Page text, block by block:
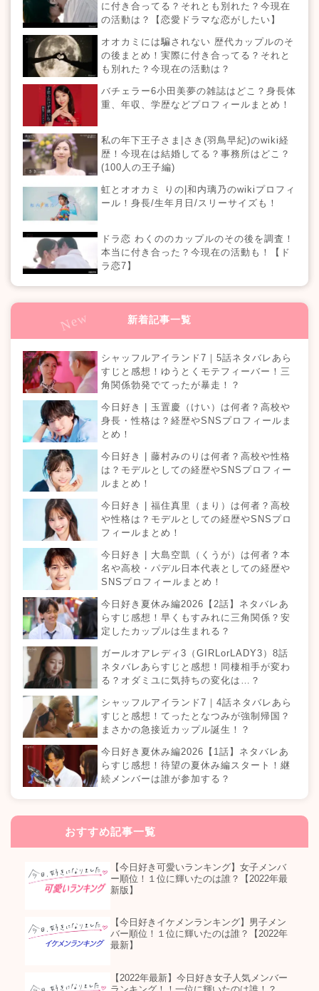
に付き合ってる？それとも別れた？今現在
の活動は？【恋愛ドラマな恋がしたい】
オオカミには騙されない 歴代カップルのそ
の後まとめ！実際に付き合ってる？それと
も別れた？今現在の活動は？
バチェラー6小田美夢の雑誌はどこ？身長体
重、年収、学歴などプロフィールまとめ！
私の年下王子さま|さき(羽鳥早紀)のwiki経
歴！今現在は結婚してる？事務所はどこ？
(100人の王子編)
虹とオオカミ りの|和内璃乃のwikiプロフィ
ール！身長/生年月日/スリーサイズも！
ドラ恋 わくののカップルのその後を調査！
本当に付き合った？今現在の活動も！【ド
ラ恋7】
新着記事一覧
シャッフルアイランド7｜5話ネタバレあら
すじと感想！ゆうとくモテフィーバー！三
角関係勃発でてったが暴走！？
今日好き | 玉置慶（けい）は何者？高校や
身長・性格は？経歴やSNSプロフィールま
とめ！
今日好き | 藤村みのりは何者？高校や性格
は？モデルとしての経歴やSNSプロフィー
ルまとめ！
今日好き | 福住真里（まり）は何者？高校
や性格は？モデルとしての経歴やSNSプロ
フィールまとめ！
今日好き | 大島空凱（くうが）は何者？本
名や高校・パデル日本代表としての経歴や
SNSプロフィールまとめ！
今日好き夏休み編2026【2話】ネタバレあ
らすじ感想！早くもすみれに三角関係？安
定したカップルは生まれる？
ガールオアレディ3（GIRLorLADY3）8話
ネタバレあらすじと感想！同棲相手が変わ
る？オダミユに気持ちの変化は…？
シャッフルアイランド7｜4話ネタバレあら
すじと感想！てったとなつみが強制帰国？
まさかの急接近カップル誕生！？
今日好き夏休み編2026【1話】ネタバレあ
らすじ感想！待望の夏休み編スタート！継
続メンバーは誰が参加する？
おすすめ記事一覧
【今日好き可愛いランキング】女子メンバ
ー順位！１位に輝いたのは誰？【2022年最
新版】
【今日好きイケメンランキング】男子メン
バー順位！１位に輝いたのは誰？【2022年
最新】
【2022年最新】今日好き女子人気メンバー